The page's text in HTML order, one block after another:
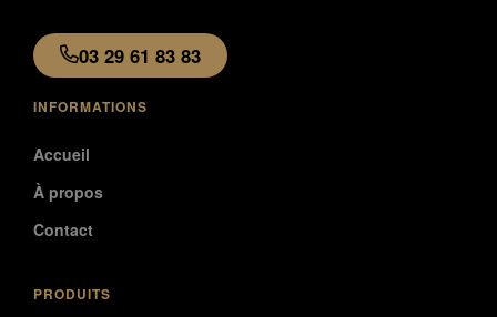
03 29 61 83 83
INFORMATIONS
Accueil
À propos
Contact
PRODUITS